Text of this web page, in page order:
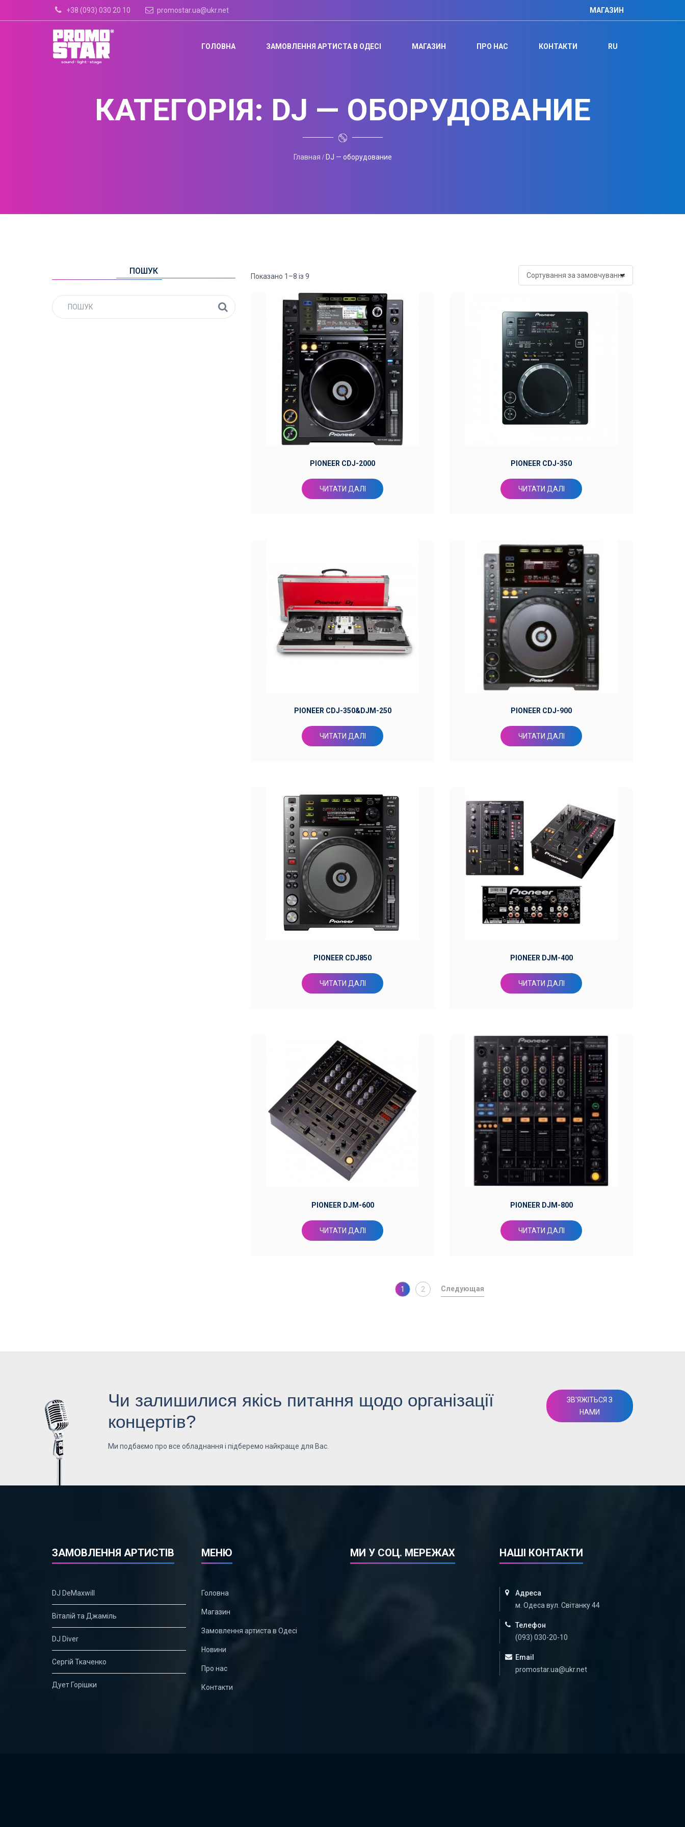
+38 (093) 030 20 10 promostar.ua@ukr.net МАГАЗИН
ГОЛОВНА ЗАМОВЛЕННЯ АРТИСТА В ОДЕСІ МАГАЗИН ПРО НАС КОНТАКТИ RU
КАТЕГОРІЯ: DJ — ОБОРУДОВАНИЕ
Главная DJ — оборудование
Показано 1–8 із 9
PIONEER CDJ-2000
ЧИТАТИ ДАЛІ
PIONEER CDJ-350
ЧИТАТИ ДАЛІ
PIONEER CDJ-350&DJM-250
ЧИТАТИ ДАЛІ
PIONEER CDJ-900
ЧИТАТИ ДАЛІ
PIONEER CDJ850
ЧИТАТИ ДАЛІ
PIONEER DJM-400
ЧИТАТИ ДАЛІ
PIONEER DJM-600
ЧИТАТИ ДАЛІ
PIONEER DJM-800
ЧИТАТИ ДАЛІ
1 2
ПОШУК
Чи залишилися якісь питання щодо організації
концертів?
Ми подбаємо про все обладнання і підберемо найкраще для Вас.
ЗВ'ЯЖІТЬСЯ З
НАМИ
ЗАМОВЛЕННЯ АРТИСТІВ
DJ DeMaxwill
Віталій та Джаміль
DJ Diver
Сергій Ткаченко
Дует Горішки
МЕНЮ
Головна
Магазин
Замовлення артиста в Одесі
Новини
Про нас
Контакти
МИ У СОЦ. МЕРЕЖАХ НАШІ КОНТАКТИ
Адреса
м. Одеса вул. Світанку 44
Телефон
(093) 030-20-10
Email
promostar.ua@ukr.net